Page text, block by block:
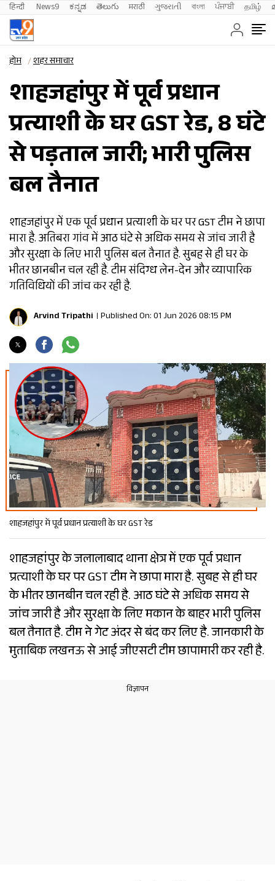
हिन्दी News9 ಕನ್ನಡ తెలుగు मराठी ગુજરાતી বাংলা ਪੰਜਾਬੀ தமிழ்
होम शहर समाचार
शाहजहांपुर में पूर्व प्रधान
प्रत्याशी के घर GST रेड, 8 घंटे
से पड़ताल जारी; भारी पुलिस
बल तैनात
शाहजहांपुर में एक पूर्व प्रधान प्रत्याशी के घर पर GST टीम ने छापा
मारा है. अतिबरा गांव में आठ घंटे से अधिक समय से जांच जारी है
और सुरक्षा के लिए भारी पुलिस बल तैनात है. सुबह से ही घर के
भीतर छानबीन चल रही है. टीम संदिग्ध लेन-देन और व्यापारिक
गतिविधियों की जांच कर रही है.
Arvind Tripathi Published On: 01 Jun 2026 08:15 PM
शाहजहांपुर में पूर्व प्रधान प्रत्याशी के घर GST रेड
शाहजहांपुर के जलालाबाद थाना क्षेत्र में एक पूर्व प्रधान
प्रत्याशी के घर पर GST टीम ने छापा मारा है. सुबह से ही घर
के भीतर छानबीन चल रही है. आठ घंटे से अधिक समय से
जांच जारी है और सुरक्षा के लिए मकान के बाहर भारी पुलिस
बल तैनात है. टीम ने गेट अंदर से बंद कर लिए है. जानकारी के
मुताबिक लखनऊ से आई जीएसटी टीम छापामारी कर रही है.